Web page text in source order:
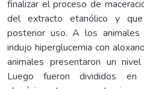
finalizar el proceso de
del extracto etanólico y
posterior uso. A los
indujo hiperglucemia con
animales presentaron un
Luego fueron divididos en